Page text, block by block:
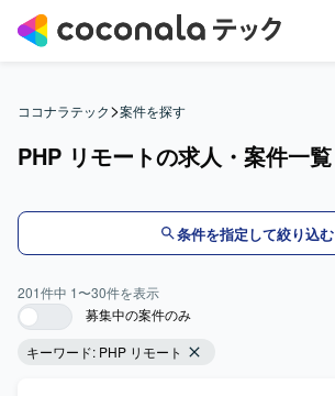
ココナラテック>案件を探す
PHP リモートの求人・案件一覧
条件を指定して絞り込む
201件中 1〜30件を表示
募集中の案件のみ
キーワード: PHP リモート